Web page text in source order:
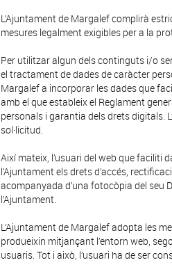
L’Ajuntament de Margalef complirà
mesures legalment exigibles per a la
Per utilitzar algun dels continguts i/o
el tractament de dades de caràcter
Margalef a incorporar les dades que
amb el que estableix el Reglament
personals i garantia dels drets digitals.
sol·licitud.
Així mateix, l’usuari del web que faciliti
l’Ajuntament els drets d’accés,
acompanyada d’una fotocòpia del seu
l’Ajuntament.
L’Ajuntament de Margalef adopta les
produeixin mitjançant l’entorn web,
usuaris. Tot i això, l’usuari ha de ser